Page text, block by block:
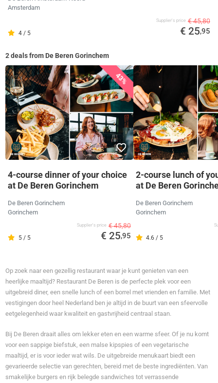
Amsterdam
4 / 5
Supplier's price € 45,80
€ 25,95
2 deals from De Beren Gorinchem
43%
4-course dinner of your choice
at De Beren Gorinchem
De Beren Gorinchem
Gorinchem
5 / 5
Supplier's price € 45,80
€ 25,95
2-course lunch of
at De Beren
De Beren Gorinchem
Gorinchem
4.6 / 5
Op zoek naar een gezellig restaurant waar je kunt genieten van een
heerlijke maaltijd? Restaurant De Beren is de perfecte plek voor een
uitgebreid diner, een snelle lunch of een borrel met vrienden en familie. Met
vestigingen door heel Nederland ben je altijd in de buurt van een sfeervolle
eetgelegenheid waar kwaliteit en gastvrijheid centraal staan.
Bij De Beren draait alles om lekker eten en een warme sfeer. Of je nu komt
voor een sappige biefstuk, een malse kipspies of een vegetarische
maaltijd, er is voor ieder wat wils. De uitgebreide menukaart biedt een
gevarieerde selectie van gerechten, bereid met de beste ingrediënten. Van
smakelijke burgers en rijk belegde sandwiches tot verrassende